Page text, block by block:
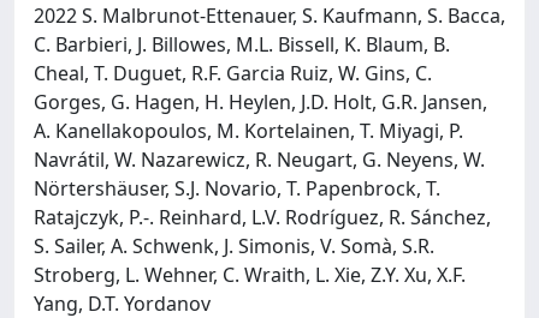
2022 S. Malbrunot-Ettenauer, S. Kaufmann, S. Bacca,
C. Barbieri, J. Billowes, M.L. Bissell, K. Blaum, B.
Cheal, T. Duguet, R.F. Garcia Ruiz, W. Gins, C.
Gorges, G. Hagen, H. Heylen, J.D. Holt, G.R. Jansen,
A. Kanellakopoulos, M. Kortelainen, T. Miyagi, P.
Navrátil, W. Nazarewicz, R. Neugart, G. Neyens, W.
Nörtershäuser, S.J. Novario, T. Papenbrock, T.
Ratajczyk, P.-. Reinhard, L.V. Rodríguez, R. Sánchez,
S. Sailer, A. Schwenk, J. Simonis, V. Somà, S.R.
Stroberg, L. Wehner, C. Wraith, L. Xie, Z.Y. Xu, X.F.
Yang, D.T. Yordanov